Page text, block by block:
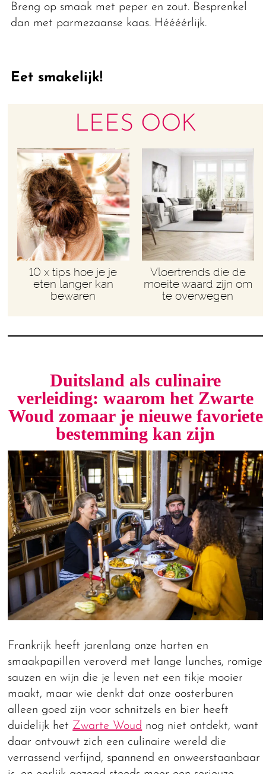
Breng op smaak met peper en zout. Besprenkel
dan met parmezaanse kaas. Héééérlijk.
Eet smakelijk!
LEES OOK
10 x tips hoe je je
eten langer kan
bewaren
Vloertrends die de
moeite waard zijn om
te overwegen
Duitsland als culinaire
verleiding: waarom het Zwarte
Woud zomaar je nieuwe favoriete
bestemming kan zijn
Frankrijk heeft jarenlang onze harten en
smaakpapillen veroverd met lange lunches, romige
sauzen en wijn die je leven net een tikje mooier
maakt, maar wie denkt dat onze oosterburen
alleen goed zijn voor schnitzels en bier heeft
duidelijk het Zwarte Woud nog niet ontdekt, want
daar ontvouwt zich een culinaire wereld die
verrassend verfijnd, spannend en onweerstaanbaar